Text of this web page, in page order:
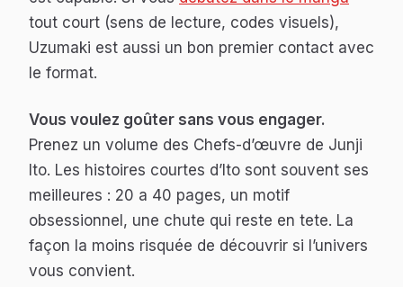
tout court (sens de lecture, codes visuels),
Uzumaki est aussi un bon premier contact avec
le format.
Vous voulez goûter sans vous engager.
Prenez un volume des Chefs-d’œuvre de Junji
Ito. Les histoires courtes d’Ito sont souvent ses
meilleures : 20 a 40 pages, un motif
obsessionnel, une chute qui reste en tete. La
façon la moins risquée de découvrir si l’univers
vous convient.